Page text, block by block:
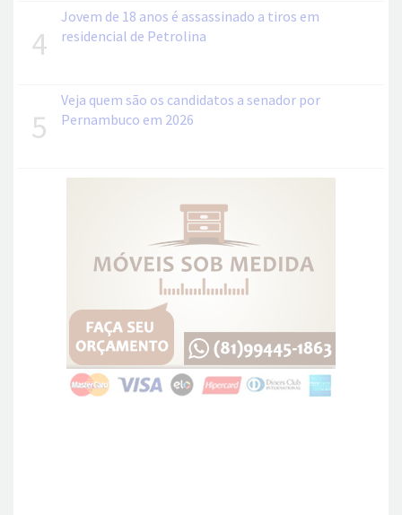
4
Jovem de 18 anos é assassinado a tiros em
residencial de Petrolina
5
Veja quem são os candidatos a senador por
Pernambuco em 2026